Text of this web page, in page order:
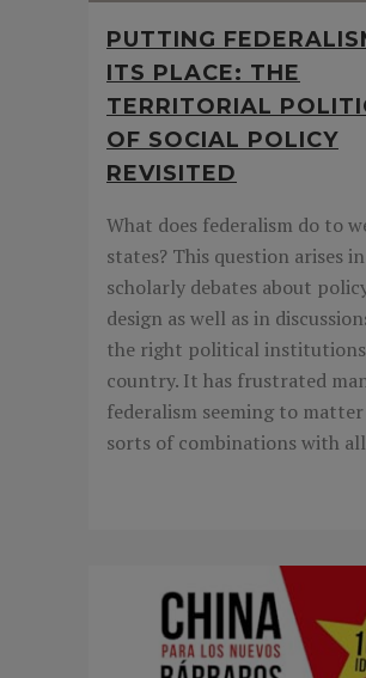
PUTTING
ITS PLACE: THE
TERRITORIAL
OF SOCIAL POLICY
REVISITED
What does federalism do to
states? This question arises in
scholarly debates about
design as well as in
the right political
country. It has frustrated
federalism seeming to
sorts of combinations with